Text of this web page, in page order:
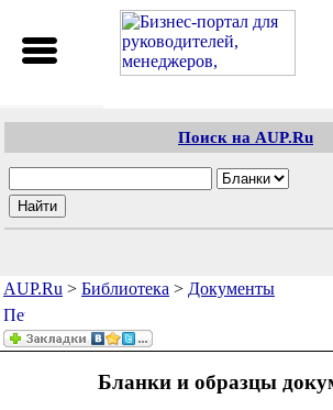
Поиск на AUP.Ru
AUP.Ru > Библиотека > Документы
Бланки и образцы